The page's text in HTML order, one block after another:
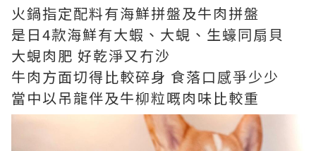
火鍋指定配料有海鮮拼盤及牛肉拼盤
是日4款海鮮有大蝦、大蜆、生蠔同扇貝
大蜆肉肥 好乾淨又冇沙
牛肉方面切得比較碎身 食落口感爭少少
當中以吊龍伴及牛柳粒嘅肉味比較重